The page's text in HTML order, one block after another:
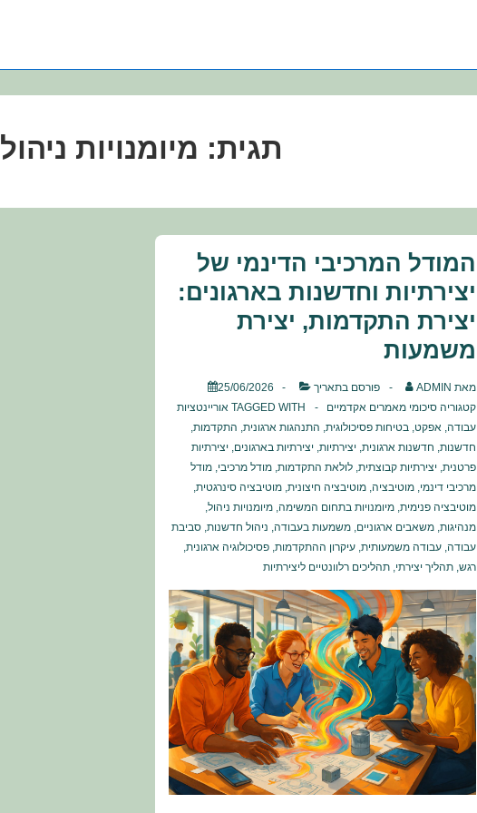
תגית: מיומנויות ניהול
המודל המרכיבי הדינמי של
יצירתיות וחדשנות בארגונים:
יצירת התקדמות, יצירת
משמעות
מאת ADMIN פורסם בתאריך
25/06/2026
קטגוריה סיכומי מאמרים אקדמיים TAGGED WITH אוריינטציות
עבודה, אפקט, בטיחות פסיכולוגית, התנהגות ארגונית, התקדמות,
חדשנות, חדשנות ארגונית, יצירתיות, יצירתיות בארגונים, יצירתיות
פרטנית, יצירתיות קבוצתית, לולאת התקדמות, מודל מרכיבי, מודל
מרכיבי דינמי, מוטיבציה, מוטיבציה חיצונית, מוטיבציה סינרגטית,
מוטיבציה פנימית, מיומנויות בתחום המשימה, מיומנויות ניהול,
מנהיגות, משאבים ארגוניים, משמעות בעבודה, ניהול חדשנות, סביבת
עבודה, עבודה משמעותית, עיקרון ההתקדמות, פסיכולוגיה ארגונית,
רגש, תהליך יצירתי, תהליכים רלוונטיים ליצירתיות